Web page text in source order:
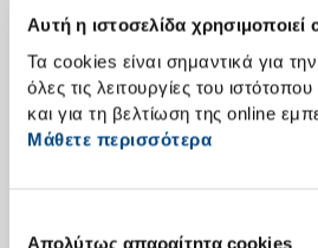
Αυτή η ιστοσελίδα χρησιμοποιεί
Τα cookies είναι σημαντικά για
όλες τις λειτουργίες του
και για τη βελτίωση της online
Μάθετε περισσότερα
Απολύτως απαραίτητα cookies
25/10/2010
Υγιεινή και ασφάλεια στην
Α.Ε. Τσιμέντων ΤΙΤΑΝ στον τομέα της